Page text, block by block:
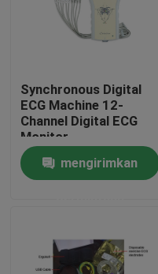
Produk
Tur Pabrik
Kontrol kualitas
Permintaan Penawaran
Synchronous Digital
ECG Machine 12-
Channel Digital ECG
Monitor
mengirimkan